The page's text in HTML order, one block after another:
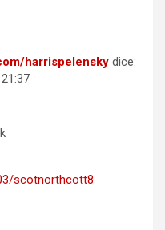
harrispelensky dice:
scotnorthcott8